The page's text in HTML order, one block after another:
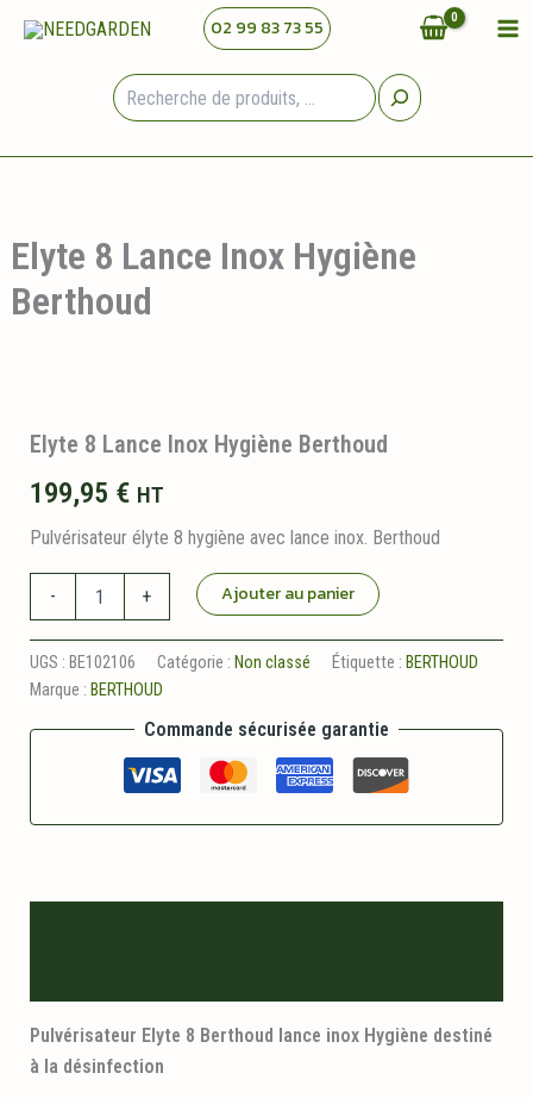
02 99 83 73 55
Elyte 8 Lance Inox Hygiène
Berthoud
Elyte 8 Lance Inox Hygiène Berthoud
199,95 € HT
Pulvérisateur élyte 8 hygiène avec lance inox. Berthoud
-
8
Lance
Hygiène
+ Ajouter au panier
UGS : BE102106 Catégorie : Non classé Étiquette : BERTHOUD
Marque : BERTHOUD
Commande sécurisée garantie
Pulvérisateur Elyte 8 Berthoud lance inox Hygiène destiné
à la désinfection